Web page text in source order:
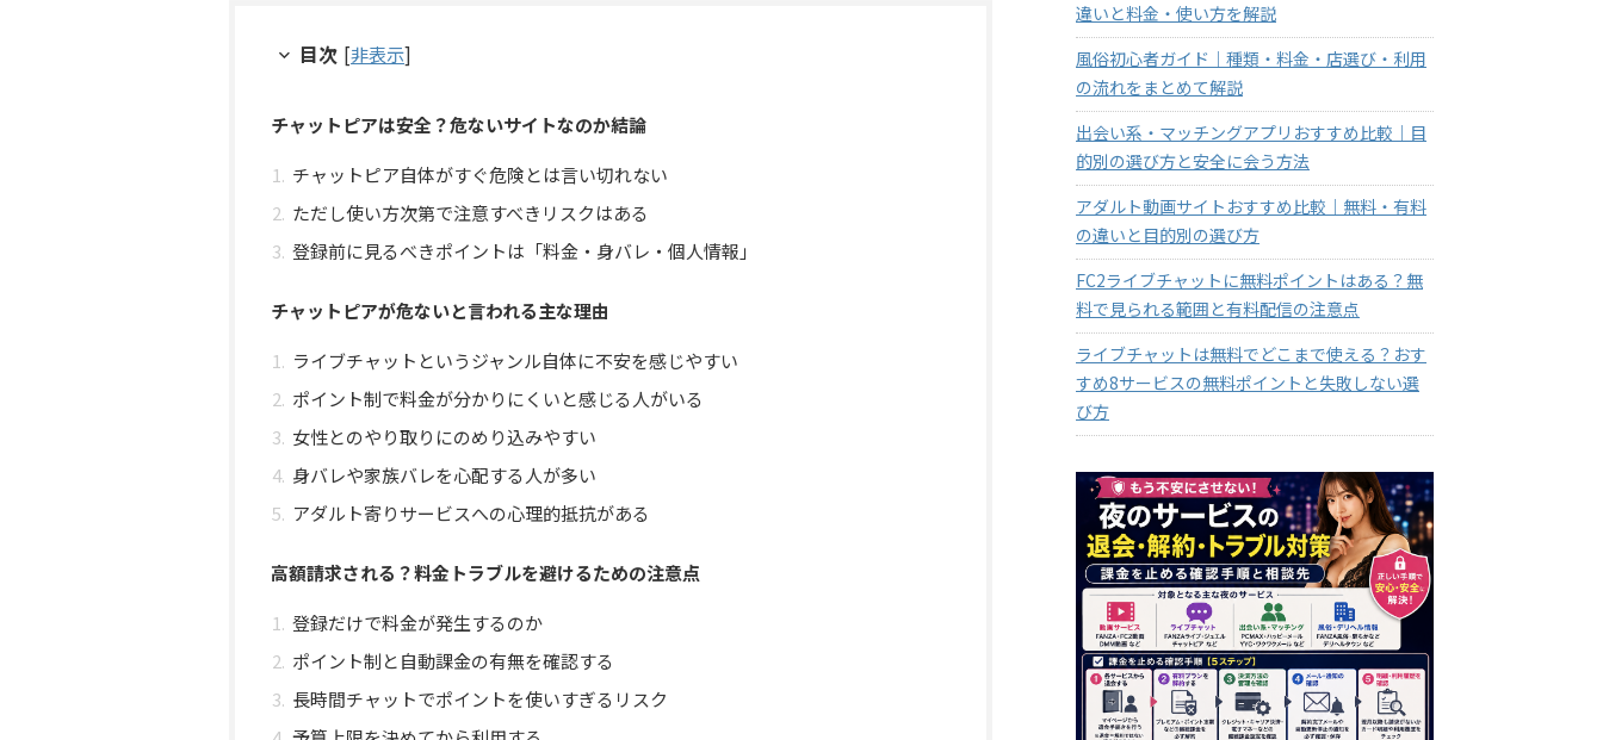
目次 [非表示]
チャットピアは安全？危ないサイトなのか結論
チャットピア自体がすぐ危険とは言い切れない
ただし使い方次第で注意すべきリスクはある
登録前に見るべきポイントは「料金・身バレ・個人情報」
チャットピアが危ないと言われる主な理由
ライブチャットというジャンル自体に不安を感じやすい
ポイント制で料金が分かりにくいと感じる人がいる
女性とのやり取りにのめり込みやすい
身バレや家族バレを心配する人が多い
アダルト寄りサービスへの心理的抵抗がある
高額請求される？料金トラブルを避けるための注意点
登録だけで料金が発生するのか
ポイント制と自動課金の有無を確認する
長時間チャットでポイントを使いすぎるリスク
違いと料金・使い方を解説
風俗初心者ガイド｜種類・料金・店選び・利用
の流れをまとめて解説
出会い系・マッチングアプリおすすめ比較｜目
的別の選び方と安全に会う方法
アダルト動画サイトおすすめ比較｜無料・有料
の違いと目的別の選び方
FC2ライブチャットに無料ポイントはある？無
料で見られる範囲と有料配信の注意点
ライブチャットは無料でどこまで使える？おす
すめ8サービスの無料ポイントと失敗しない選
び方